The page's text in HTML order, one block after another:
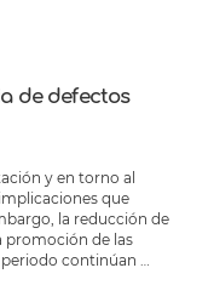
de defectos
y en torno al
que
la reducción de
promoción de las
continúan …